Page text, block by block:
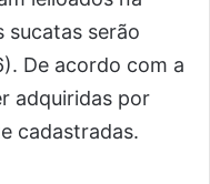
serão
De acordo com a
adquiridas por
cadastradas.